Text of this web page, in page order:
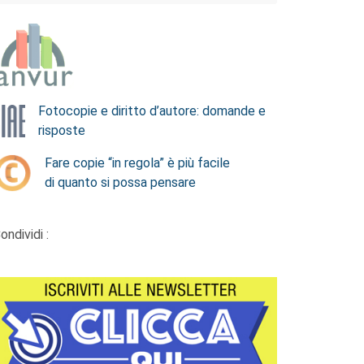
Fotocopie e diritto d’autore: domande e
risposte
Fare copie “in regola” è più facile
di quanto si possa pensare
: